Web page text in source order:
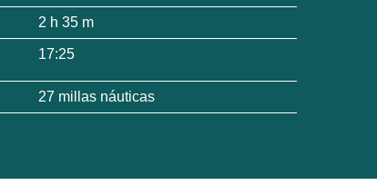
2 h 35 m
17:25
27 millas náuticas